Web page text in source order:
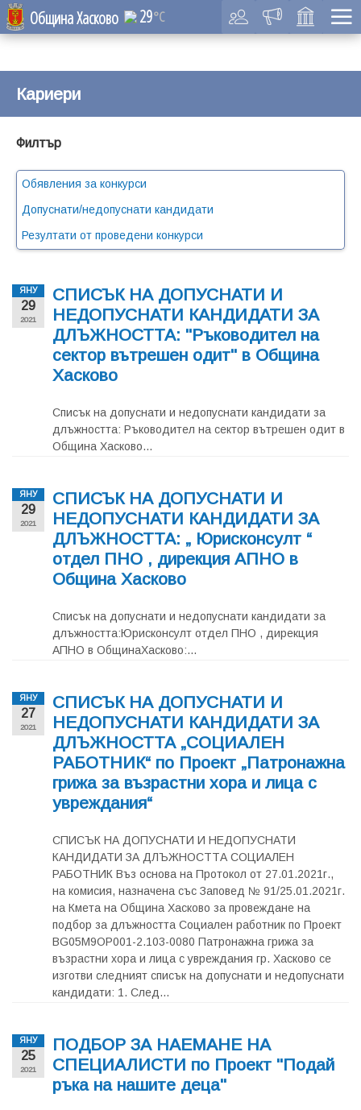
Община Хасково 29°C
Кариери
Филтър
Обявления за конкурси
Допуснати/недопуснати кандидати
Резултати от проведени конкурси
ЯНУ
29
2021
СПИСЪК НА ДОПУСНАТИ И
НЕДОПУСНАТИ КАНДИДАТИ ЗА
ДЛЪЖНОСТТА: "Ръководител на
сектор вътрешен одит" в Община
Хасково
Списък на допуснати и недопуснати кандидати за
длъжността: Ръководител на сектор вътрешен одит в
Община Хасково...
ЯНУ
29
2021
СПИСЪК НА ДОПУСНАТИ И
НЕДОПУСНАТИ КАНДИДАТИ ЗА
ДЛЪЖНОСТТА: „ Юрисконсулт “
отдел ПНО , дирекция АПНО в
Община Хасково
Списък на допуснати и недопуснати кандидати за
длъжността:Юрисконсулт отдел ПНО , дирекция
АПНО в ОбщинаХасково:...
ЯНУ
27
2021
СПИСЪК НА ДОПУСНАТИ И
НЕДОПУСНАТИ КАНДИДАТИ ЗА
ДЛЪЖНОСТТА „СОЦИАЛЕН
РАБОТНИК“ по Проект „Патронажна
грижа за възрастни хора и лица с
увреждания“
СПИСЪК НА ДОПУСНАТИ И НЕДОПУСНАТИ
КАНДИДАТИ ЗА ДЛЪЖНОСТТА СОЦИАЛЕН
РАБОТНИК Въз основа на Протокол от 27.01.2021г.,
на комисия, назначена със Заповед № 91/25.01.2021г.
на Кмета на Община Хасково за провеждане на
подбор за длъжността Социален работник по Проект
BG05M9OP001-2.103-0080 Патронажна грижа за
възрастни хора и лица с увреждания гр. Хасково се
изготви следният списък на допуснати и недопуснати
кандидати: 1. След...
ЯНУ
25
2021
ПОДБОР ЗА НАЕМАНЕ НА
СПЕЦИАЛИСТИ по Проект "Подай
ръка на нашите деца"